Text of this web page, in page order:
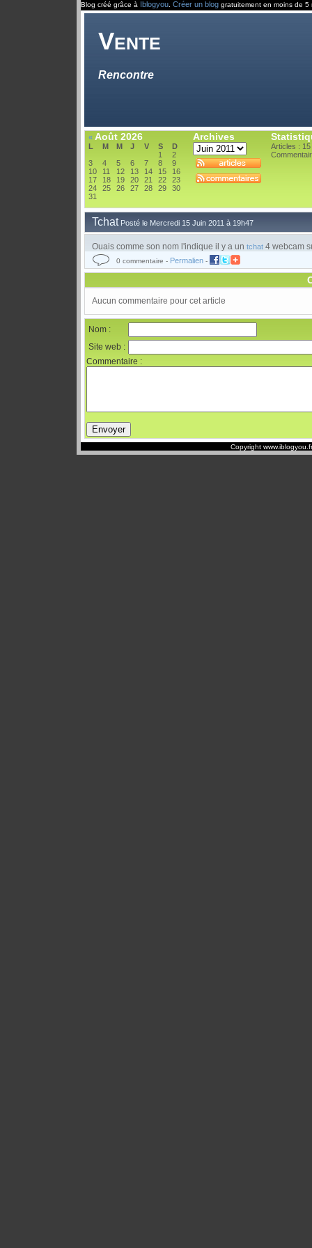
Blog créé grâce à Iblogyou Créer un blog gratuitement en moins de 5
Vente
Rencontre
« Août 2026
L M M J V S
D
1
2
3
4 5 6 7 8
9
10
11 12 13 14 15
16
17
18 19 20 21 22
23
24
25 26 27 28 29
30
31
Archives
Articles : 15
Tchat Posté le Mercredi 15 Juin 2011 à 19h47
Ouais comme son nom l'indique il y a un tchat 4 webcam
0 commentaire - Permalien -
Aucun commentaire pour cet article
Nom :
Site web :
Commentaire :
Copyright